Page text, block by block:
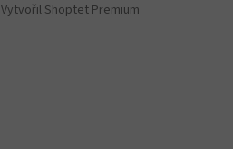
Vytvořil Shoptet Premium